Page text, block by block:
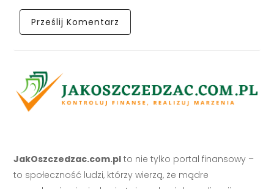
JakOszczedzac.com.pl to nie tylko portal finansowy –
to społeczność ludzi, którzy wierzą, że mądre